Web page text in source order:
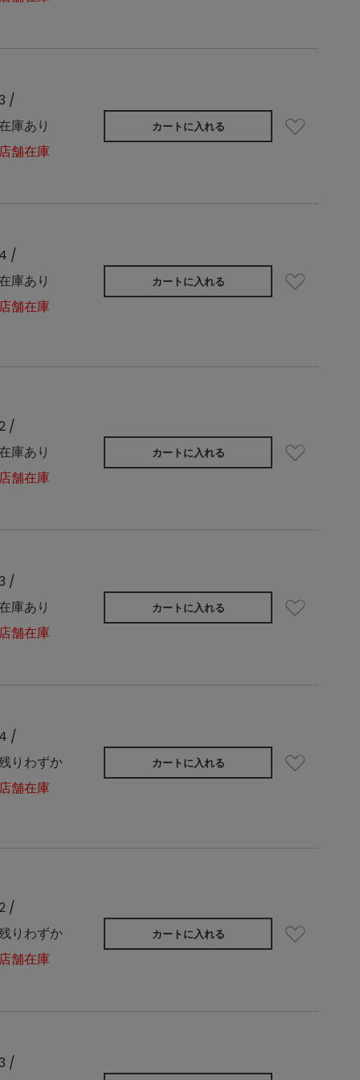
/
庫あり
舗在庫
カートに入れる
/
庫あり
舗在庫
カートに入れる
/
庫あり
舗在庫
カートに入れる
/
庫あり
舗在庫
カートに入れる
/
りわずか
舗在庫
カートに入れる
/
りわずか
舗在庫
カートに入れる
/